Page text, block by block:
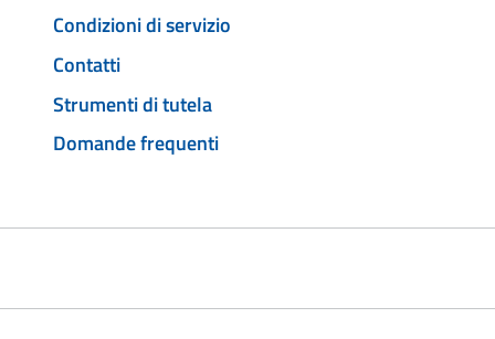
Condizioni di servizio
Contatti
Strumenti di tutela
Domande frequenti